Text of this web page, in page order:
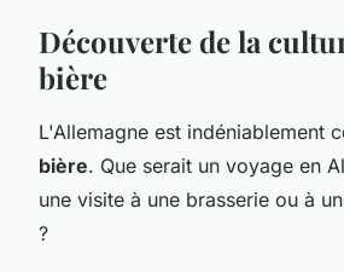
Découverte de la
bière
L'Allemagne est indéniablement
bière. Que serait un voyage en
une visite à une brasserie ou à
?